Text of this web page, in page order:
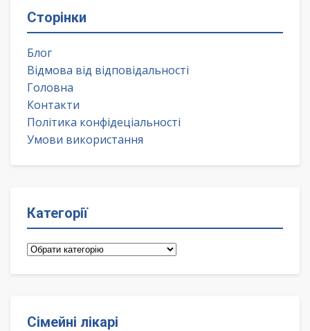
Сторінки
Блог
Відмова від відповідальності
Головна
Контакти
Політика конфідеціальності
Умови використання
Категорії
Категорії
Сімейні лікарі